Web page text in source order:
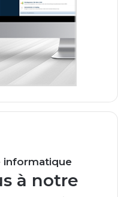
informatique
à notre